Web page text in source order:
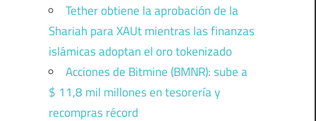
Tether obtiene la aprobación de la
Shariah para XAUt mientras las finanzas
islámicas adoptan el oro tokenizado
Acciones de Bitmine (BMNR): sube a
$ 11,8 mil millones en tesorería y
recompras récord